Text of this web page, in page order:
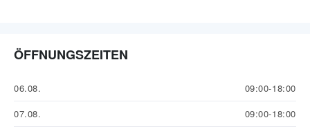
ÖFFNUNGSZEITEN
06.08.
09:00-18:00
07.08.
09:00-18:00